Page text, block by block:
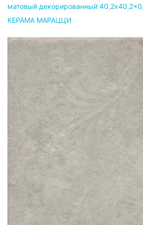
матовый декорированный
КЕРАМА МАРАЦЦИ